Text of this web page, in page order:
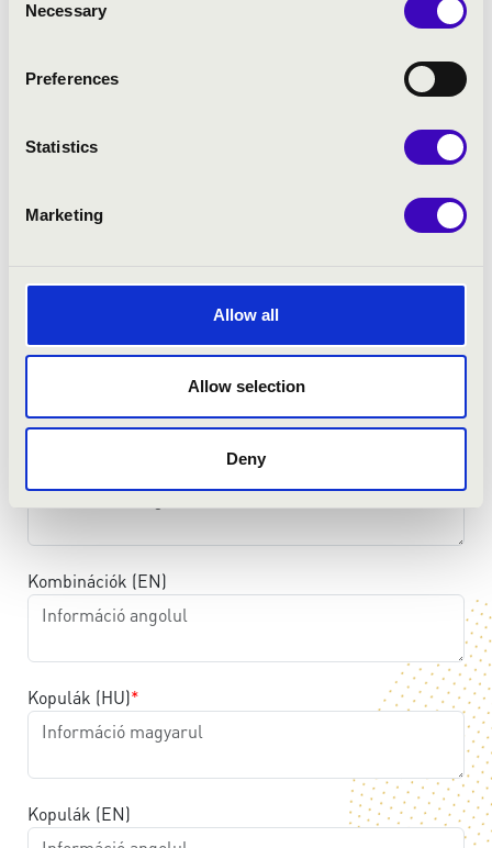
Selection
Necessary
Preferences
Statistics
Marketing
Allow all
Allow selection
Deny
Manuál legmagasabb hangja
Információ a játékasztal(ok)ról (HU)
Információ a játékasztal(ok)ról (EN)
Kombinációk (EN)
Kopulák (HU)
Kopulák (EN)